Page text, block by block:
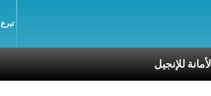
تبرع
للإنجيل